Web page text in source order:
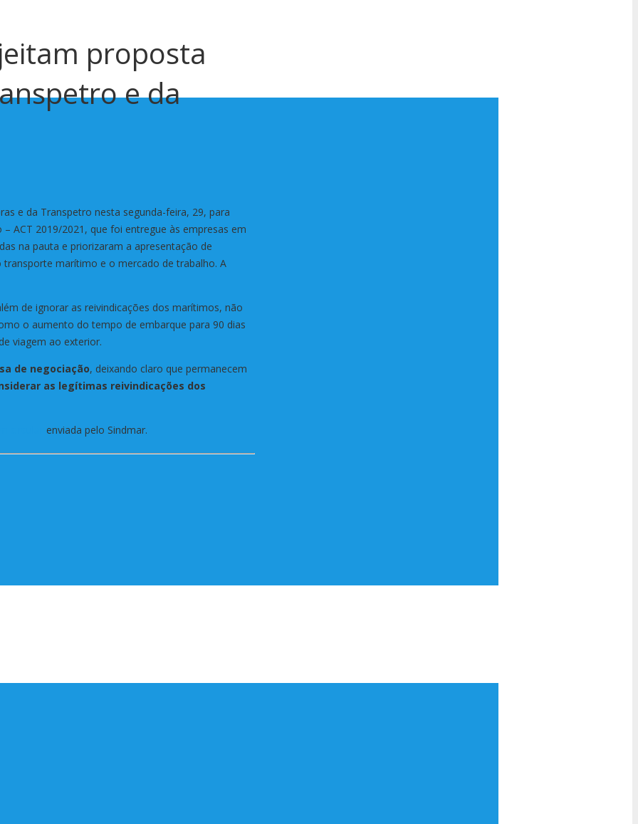
proposta
e da
e da Transpetro nesta segunda-feira, 29, para
ACT 2019/2021, que foi entregue às empresas em
na pauta e priorizaram a apresentação de
marítimo e o mercado de trabalho. A
de ignorar as reivindicações dos marítimos, não
o aumento do tempo de embarque para 90 dias
viagem ao exterior.
de negociação, deixando claro que permanecem
as legítimas reivindicações dos
enviada pelo Sindmar.